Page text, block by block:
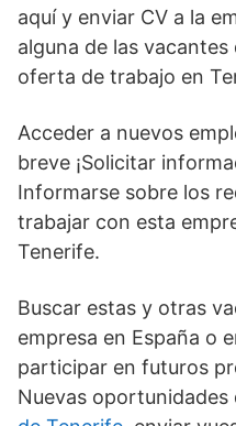
aquí y enviar CV a la
alguna de las
oferta de trabajo en
Acceder a nuevos
breve ¡Solicitar
Informarse sobre los
trabajar con esta
Tenerife.
Buscar estas y otras
empresa en España o
participar en futuros
Nuevas oportunidades